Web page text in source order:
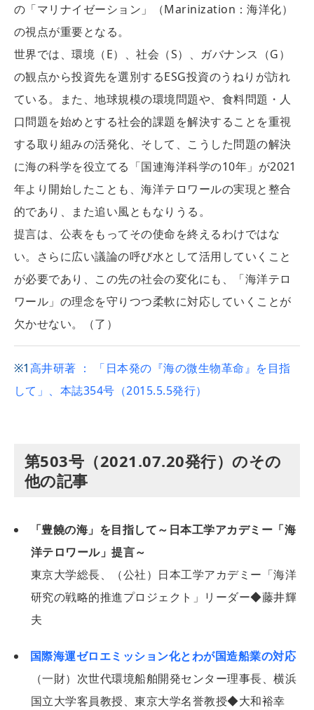
の「マリナイゼーション」（Marinization：海洋化）
の視点が重要となる。
世界では、環境（E）、社会（S）、ガバナンス（G）
の観点から投資先を選別するESG投資のうねりが訪れ
ている。また、地球規模の環境問題や、食料問題・人
口問題を始めとする社会的課題を解決することを重視
する取り組みの活発化、そして、こうした問題の解決
に海の科学を役立てる「国連海洋科学の10年」が2021
年より開始したことも、海洋テロワールの実現と整合
的であり、また追い風ともなりうる。
提言は、公表をもってその使命を終えるわけではな
い。さらに広い議論の呼び水として活用していくこと
が必要であり、この先の社会の変化にも、「海洋テロ
ワール」の理念を守りつつ柔軟に対応していくことが
欠かせない。（了）
※1高井研著 ： 「日本発の『海の微生物革命』を目指
して」、本誌354号（2015.5.5発行）
第503号（2021.07.20発行）のその
他の記事
「豊饒の海」を目指して～日本工学アカデミー「海
洋テロワール」提言～
東京大学総長、（公社）日本工学アカデミー「海洋
研究の戦略的推進プロジェクト」リーダー◆藤井輝
夫
国際海運ゼロエミッション化とわが国造船業の対応
（一財）次世代環境船舶開発センター理事長、横浜
国立大学客員教授、東京大学名誉教授◆大和裕幸